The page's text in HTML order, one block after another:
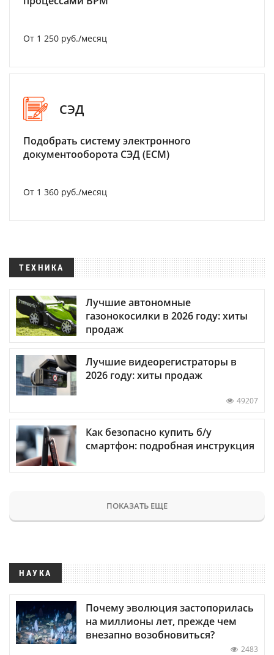
От 1 250 руб./месяц
СЭД
Подобрать систему электронного
документооборота СЭД (ECM)
От 1 360 руб./месяц
ТЕХНИКА
Лучшие автономные
газонокосилки в 2026 году: хиты
продаж
Лучшие видеорегистраторы в
2026 году: хиты продаж
49207
Как безопасно купить б/у
смартфон: подробная инструкция
ПОКАЗАТЬ ЕЩЕ
НАУКА
Почему эволюция застопорилась
на миллионы лет, прежде чем
внезапно возобновиться?
2483